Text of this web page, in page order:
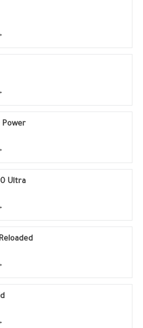
Power
Ultra